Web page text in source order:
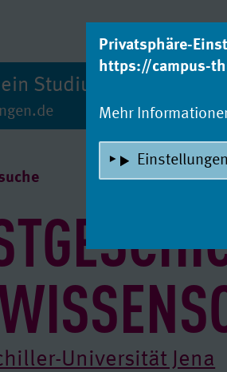
Studium!
Universität Jena
Privatsphäre-
https://campus-
Mehr